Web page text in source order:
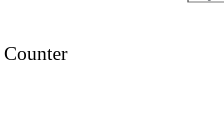
Counter